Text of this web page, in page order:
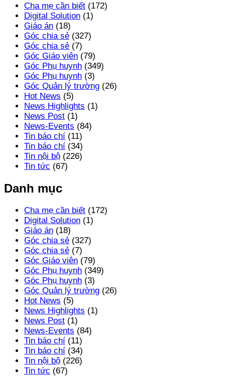
Cha mẹ cần biết (172)
Digital Solution (1)
Giáo án (18)
Góc chia sẻ (327)
Góc chia sẻ (7)
Góc Giáo viên (79)
Góc Phụ huynh (349)
Góc Phụ huynh (3)
Góc Quản lý trường (26)
Hot News (5)
News Highlights (1)
News Post (1)
News-Events (84)
Tin báo chí (11)
Tin báo chí (34)
Tin nội bộ (226)
Tin tức (67)
Danh mục
Cha mẹ cần biết (172)
Digital Solution (1)
Giáo án (18)
Góc chia sẻ (327)
Góc chia sẻ (7)
Góc Giáo viên (79)
Góc Phụ huynh (349)
Góc Phụ huynh (3)
Góc Quản lý trường (26)
Hot News (5)
News Highlights (1)
News Post (1)
News-Events (84)
Tin báo chí (11)
Tin báo chí (34)
Tin nội bộ (226)
Tin tức (67)